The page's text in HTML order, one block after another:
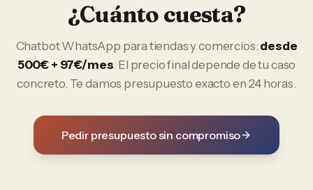
¿Cuánto cuesta?
Chatbot WhatsApp paratiendas y comercios: desde
500€ + 97€/mes. El precio final depende de tu caso
concreto. Te damos presupuesto exacto en 24 horas.
Pedir presupuesto sin compromiso